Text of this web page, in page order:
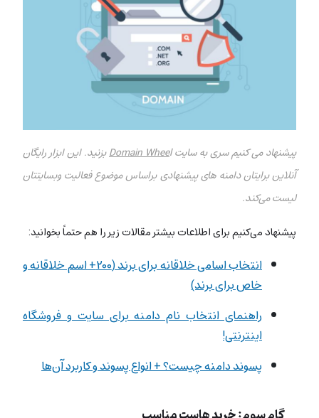
پیشنهاد می کنیم سری به سایتDomain Wheel بزنید. این ابزار رایگان
آنلاین برایتان دامنه های پیشنهادی براساس موضوع فعالیت وبسایتتان
لیست می‌کند.
پیشنهاد می‌کنیم برای اطلاعات بیشتر مقالات زیر را هم حتماً بخوانید:
انتخاب اسامی خلاقانه برای برند (۲۰۰+ اسم خلاقانه و
خاص برای برند)
راهنمای انتخاب نام دامنه برای سایت و فروشگاه
اینترنتی!
پسوند دامنه چیست؟ + انواع پسوند و کاربرد آن‌ها